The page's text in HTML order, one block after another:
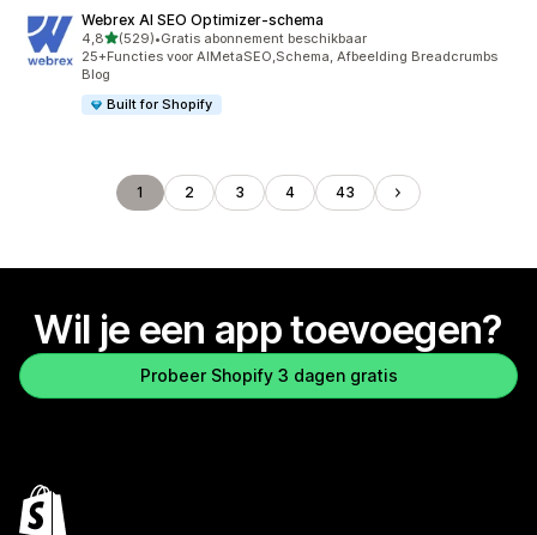
Webrex AI SEO Optimizer‑schema
4,8van 5 sterren
(529)
529 recensies in totaal
•Gratis abonnement beschikbaar
25+Functies voor AIMetaSEO,Schema, Afbeelding Breadcrumbs
BIog
Built for Shopify
1 2 3 4 43
Wil je een app toevoegen?
Probeer Shopify 3 dagen gratis